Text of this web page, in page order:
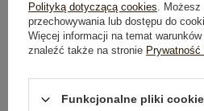
OPINIE O PRODUKCIE (0)
ZWROTY I REKLAMACJE
Polityką dotyczącą cookies. Możesz
przechowywania lub dostępu do
Więcej informacji na temat
znaleźć także na stronie
Funkcjonalne pliki